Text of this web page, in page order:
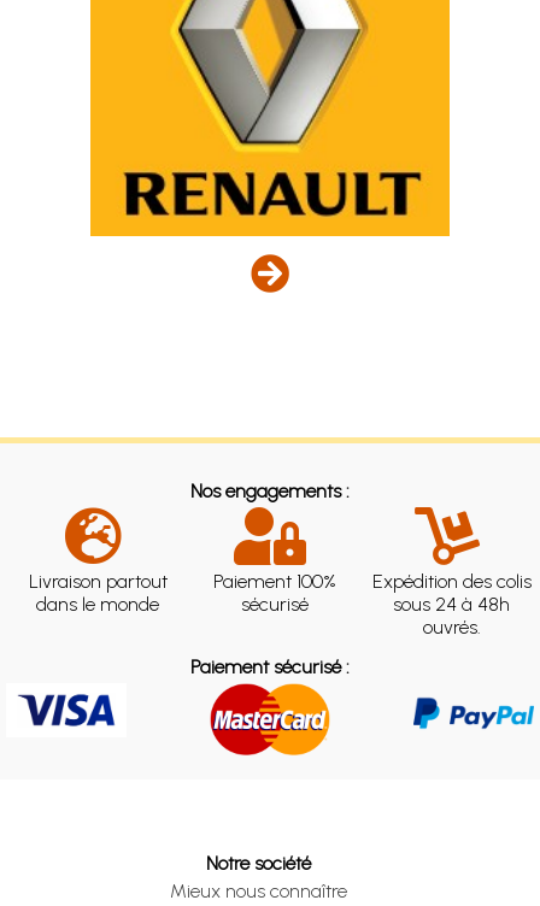
Nos engagements :
Livraison partout
dans le monde
Paiement 100%
sécurisé
Expédition des colis
sous 24 à 48h
ouvrés.
Paiement sécurisé :
Notre société
Mieux nous connaître